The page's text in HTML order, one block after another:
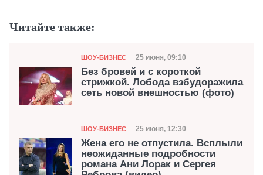
Читайте также:
Категория
ШОУ-БИЗНЕС Дата публикации
25 июня, 09:10
Без бровей и с короткой
стрижкой. Лобода взбудоражила
сеть новой внешностью (фото)
Категория
ШОУ-БИЗНЕС Дата публикации
25 июня, 12:30
Жена его не отпустила. Всплыли
неожиданные подробности
романа Ани Лорак и Сергея